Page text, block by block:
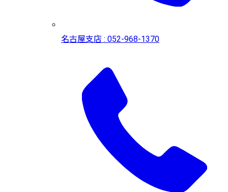
名古屋支店 : 052-968-1370